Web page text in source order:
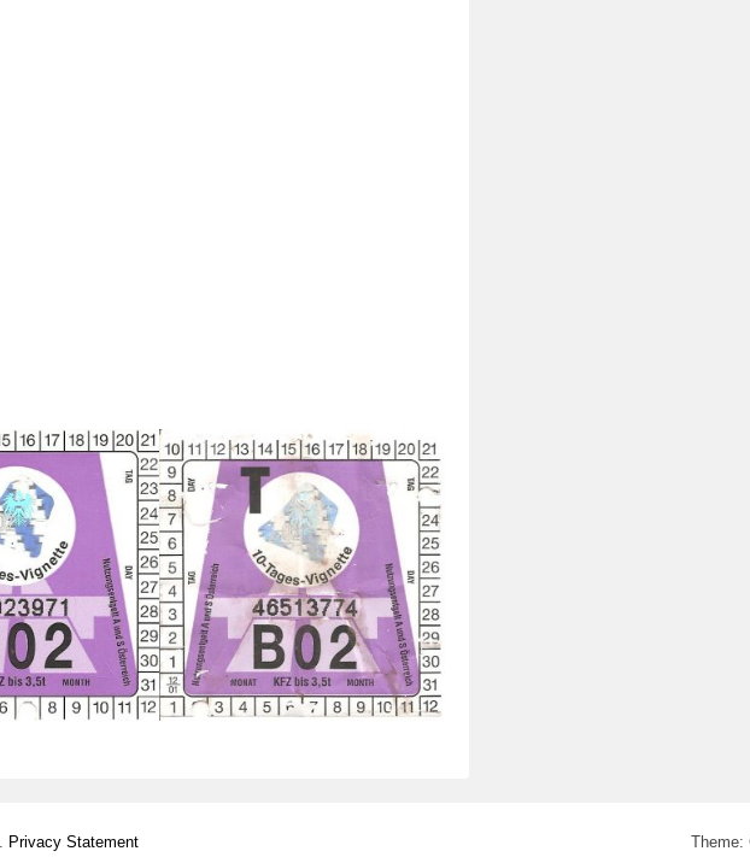
Privacy Statement Theme: